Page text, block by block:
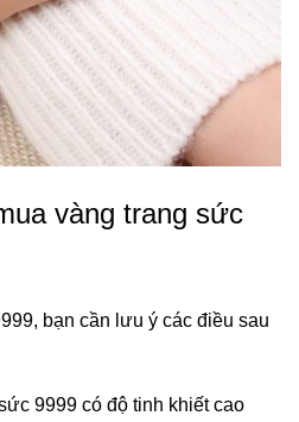
vàng trang sức
bạn cần lưu ý các điều sau
9999 có độ tinh khiết cao